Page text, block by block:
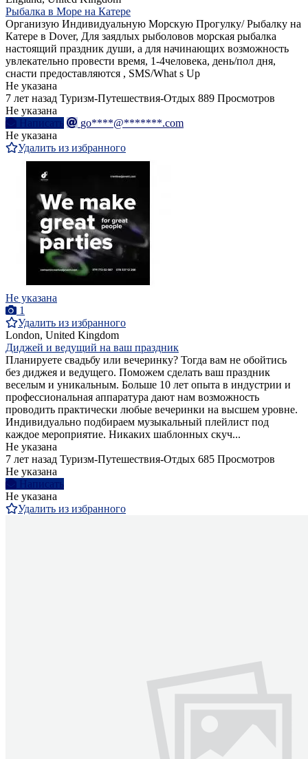
Рыбалка в Море на Катере
Организую Индивидуальную Морскую Прогулку/ Рыбалку на
Катере в Dover, Для заядлых рыболовов морская рыбалка
настоящий праздник души, а для начинающих возможность
увлекательно провести время, 1-4человека, день/пол дня,
снасти предоставляются , SMS/What s Up
Не указана
7 лет назад Туризм-Путешествия-Отдых 889 Просмотров
Не указана
Написать
go****@*******.com
Не указана
Удалить из избранного
Не указана
1
Удалить из избранного
London, United Kingdom
Диджей и ведущий на ваш праздник
Планируете свадьбу или вечеринку? Тогда вам не обойтись
без диджея и ведущего. Поможем сделать ваш праздник
веселым и уникальным. Больше 10 лет опыта в индустрии и
профессиональная аппаратура дают нам возможность
проводить практически любые вечеринки на высшем уровне.
Индивидуально подбираем музыкальный плейлист под
каждое мероприятие. Никаких шаблонных скуч...
Не указана
7 лет назад Туризм-Путешествия-Отдых 685 Просмотров
Не указана
Написать
Не указана
Удалить из избранного